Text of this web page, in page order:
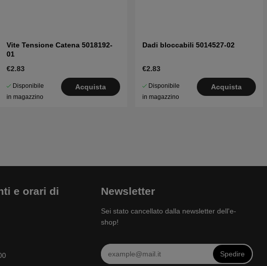
Vite Tensione Catena 5018192-
01
€2.83
Disponibile
in magazzino
Acquista
Dadi bloccabili 5014527-02
€2.83
Disponibile
in magazzino
Acquista
e orari di
Newsletter
Sei stato cancellato dalla newsletter dell'e-
shop!
Spedire